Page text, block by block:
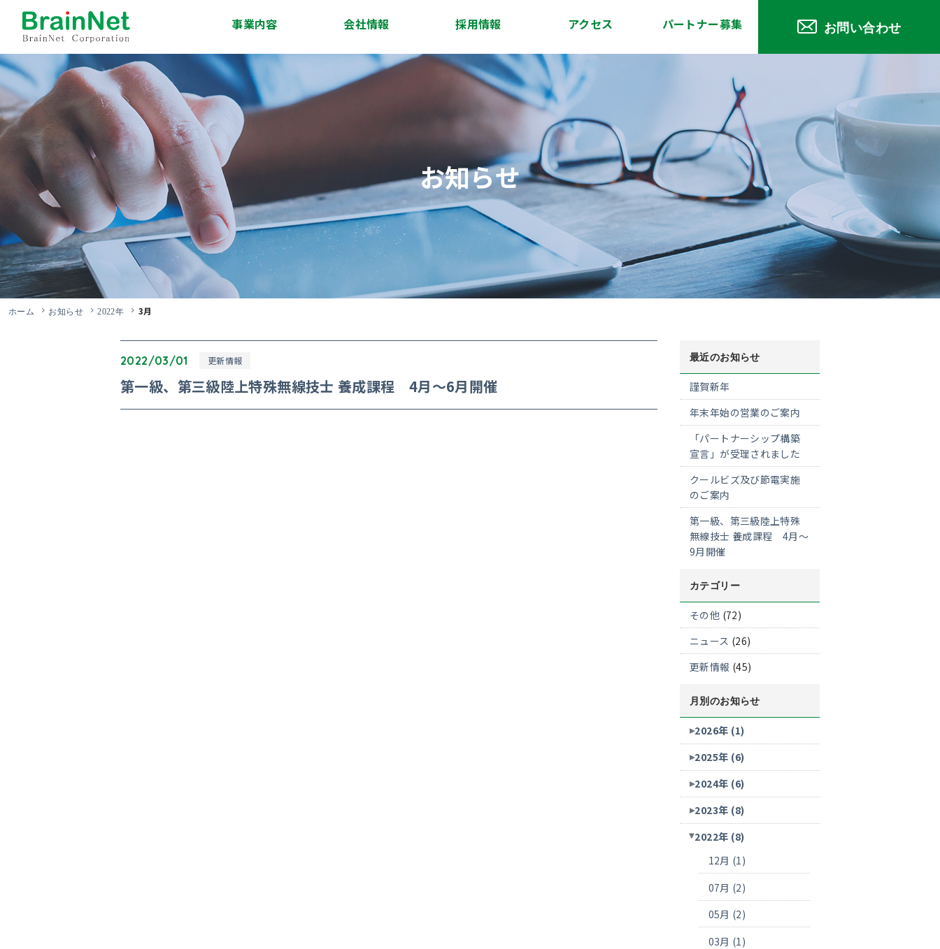
事業内容
システム開発事業
インフラサービス事
移動体通信事業
エンジニア派遣・人
材紹介事業
技術研修事業
ソリューション事業
会社情報
スタッフ紹介
採用情報 アクセス パートナー募集 お問い合わせ
お知らせ
ホーム お知らせ 2022年 3月
2022/03/01 更新情報
第一級、第三級陸上特殊無線技士 養成課程 4月～6月開催
最近のお知らせ
謹賀新年
年末年始の営業のご案内
「パートナーシップ構築
宣言」が受理されました
クールビズ及び節電実施
のご案内
第一級、第三級陸上特殊
無線技士 養成課程 4月～
9月開催
カテゴリー
その他 (72)
ニュース (26)
更新情報 (45)
月別のお知らせ
2026年 (1)
2025年 (6)
2024年 (6)
2023年 (8)
2022年 (8)
12月 (1)
07月 (2)
05月 (2)
03月 (1)